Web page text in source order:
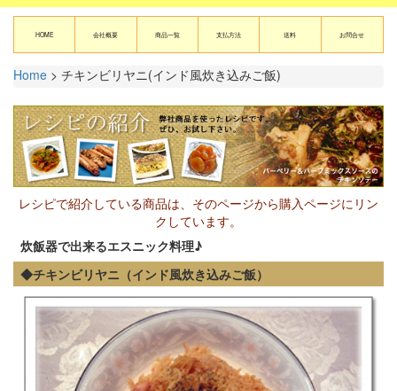
HOME 会社概要 商品一覧 支払方法 送料 お問合せ
Home > チキンビリヤニ(インド風炊き込みご飯)
レシピで紹介している商品は、そのページから購入ページにリン
クしています。
炊飯器で出来るエスニック料理♪
◆チキンビリヤニ（インド風炊き込みご飯）